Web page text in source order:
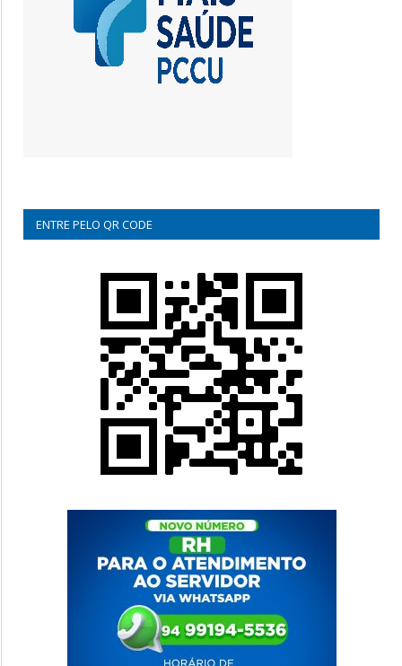
ENTRE PELO QR CODE